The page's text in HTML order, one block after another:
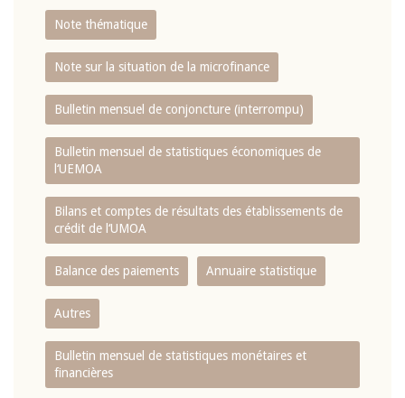
Note thématique
Note sur la situation de la microfinance
Bulletin mensuel de conjoncture (interrompu)
Bulletin mensuel de statistiques économiques de
l‘UEMOA
Bilans et comptes de résultats des établissements de
crédit de l‘UMOA
Balance des paiements Annuaire statistique
Autres
Bulletin mensuel de statistiques monétaires et
financières